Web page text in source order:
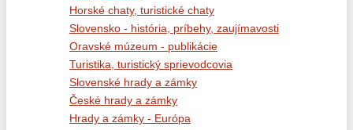
Horské chaty, turistické chaty
Slovensko - história, príbehy, zaujímavosti
Oravské múzeum - publikácie
Turistika, turistický sprievodcovia
Slovenské hrady a zámky
České hrady a zámky
Hrady a zámky - Európa